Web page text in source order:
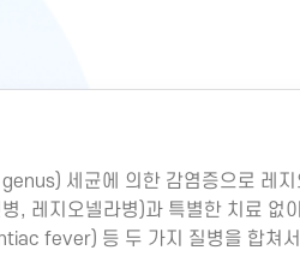
세균에 의한 감염증으로 레지
, 레지오넬라병)과 특별한 치료 없
fever) 등 두 가지 질병을 합쳐